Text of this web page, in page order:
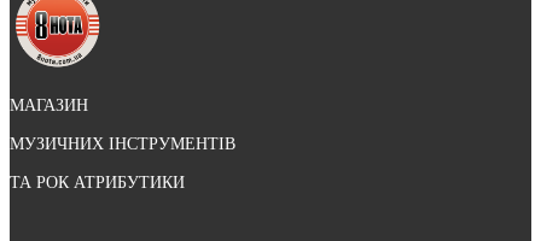
МАГАЗИН
МУЗИЧНИХ ІНСТРУМЕНТІВ
ТА РОК АТРИБУТИКИ